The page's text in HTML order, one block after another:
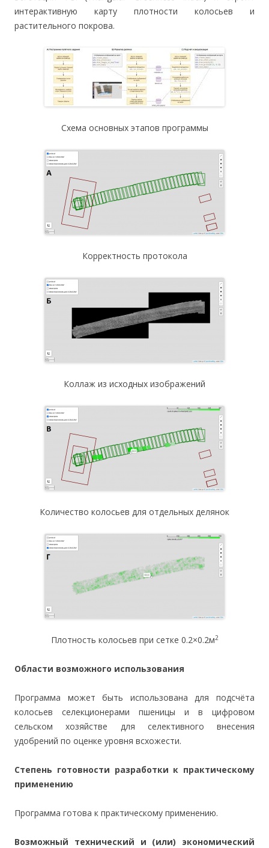
интерактивную карту плотности колосьев и
растительного покрова.
Схема основных этапов программы
Корректность протокола
Коллаж из исходных изображений
Количество колосьев для отдельных делянок
Плотность колосьев при сетке 0.2×0.2м2
Области возможного использования
Программа может быть использована для подсчёта
колосьев селекционерами пшеницы и в цифровом
сельском хозяйстве для селективного внесения
удобрений по оценке уровня всхожести.
Степень готовности разработки к практическому
применению
Программа готова к практическому применению.
Возможный технический и (или) экономический